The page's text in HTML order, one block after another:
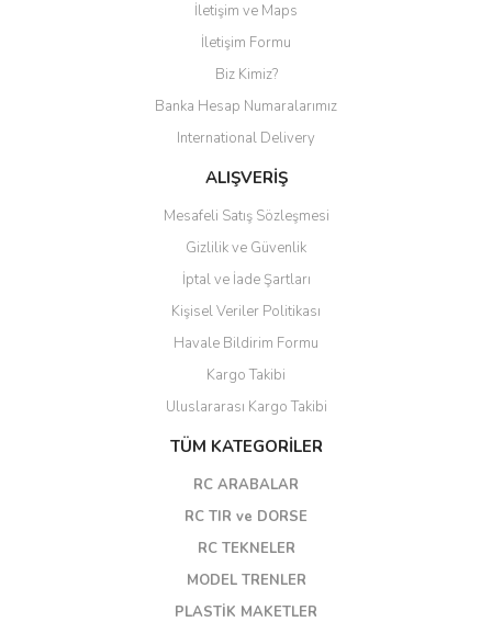
Yorum Yaz
İletişim ve Maps
İletişim Formu
Biz Kimiz?
Banka Hesap Numaralarımız
International Delivery
ALIŞVERİŞ
Mesafeli Satış Sözleşmesi
Gizlilik ve Güvenlik
İptal ve İade Şartları
Kişisel Veriler Politikası
Havale Bildirim Formu
Kargo Takibi
Uluslararası Kargo Takibi
TÜM KATEGORİLER
RC ARABALAR
RC TIR ve DORSE
RC TEKNELER
MODEL TRENLER
PLASTİK MAKETLER